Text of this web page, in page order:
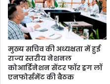
मुख्य सचिव की अध्यक्षता में हुई
राज्य स्तरीय नेशनल
कोआर्डिनेशन सेंटर फॉर ड्रग लॉ
एनफोर्समेंट की बैठक